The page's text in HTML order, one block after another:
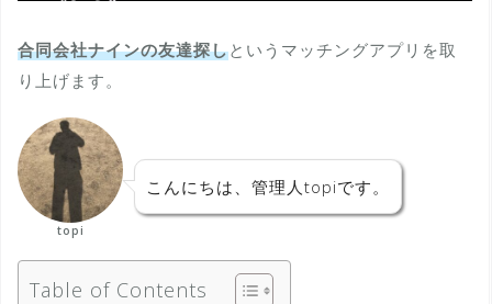
合同会社ナインの友達探しというマッチングアプリを取
り上げます。
topi
こんにちは、管理人topiです。
Table of Contents